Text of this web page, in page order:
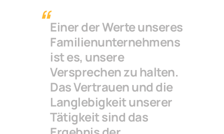
Einer der Werte unseres
Familienunternehmens
ist es, unsere
Versprechen zu halten.
Das Vertrauen und die
Langlebigkeit unserer
Tätigkeit sind das